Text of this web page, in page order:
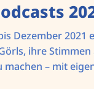
Dezember 2021
ihre
machen – mit